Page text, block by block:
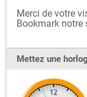
Merci de votre
Bookmark notre
Mettez une